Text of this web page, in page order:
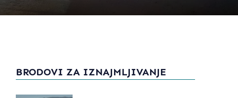
BRODOVI ZA IZNAJMLJIVANJE